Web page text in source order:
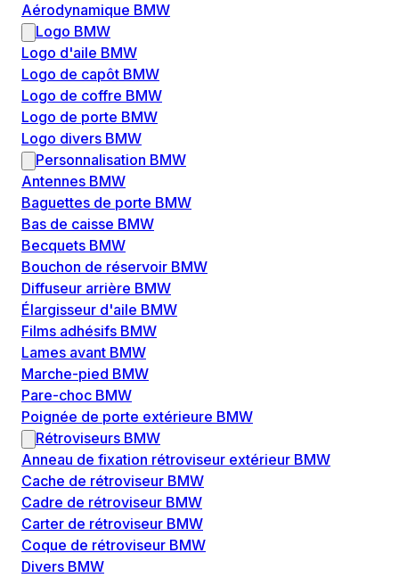
Aérodynamique BMW
Logo BMW
Logo d'aile BMW
Logo de capôt BMW
Logo de coffre BMW
Logo de porte BMW
Logo divers BMW
Personnalisation BMW
Antennes BMW
Baguettes de porte BMW
Bas de caisse BMW
Becquets BMW
Bouchon de réservoir BMW
Diffuseur arrière BMW
Élargisseur d'aile BMW
Films adhésifs BMW
Lames avant BMW
Marche-pied BMW
Pare-choc BMW
Poignée de porte extérieure BMW
Rétroviseurs BMW
Anneau de fixation rétroviseur extérieur BMW
Cache de rétroviseur BMW
Cadre de rétroviseur BMW
Carter de rétroviseur BMW
Coque de rétroviseur BMW
Divers BMW